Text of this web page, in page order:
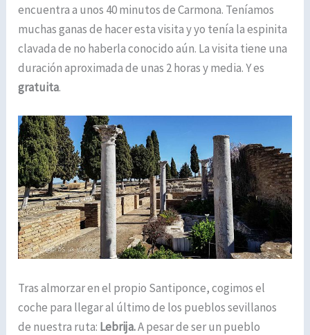
encuentra a unos 40 minutos de Carmona. Teníamos
muchas ganas de hacer esta visita y yo tenía la espinita
clavada de no haberla conocido aún. La visita tiene una
duración aproximada de unas 2 horas y media. Y es
gratuita.
Tras almorzar en el propio Santiponce, cogimos el
coche para llegar al último de los pueblos sevillanos
de nuestra ruta: Lebrija.A pesar de ser un pueblo